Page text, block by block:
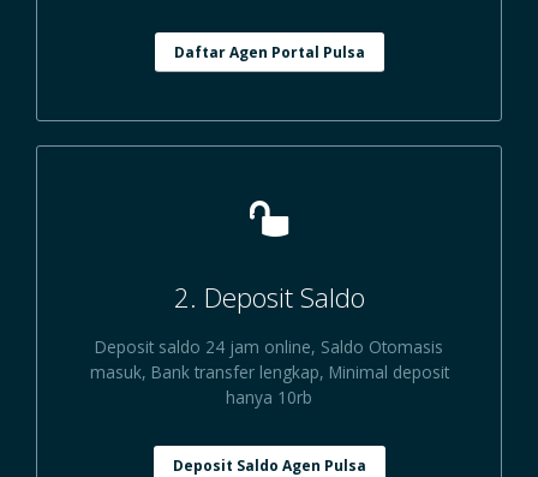
Daftar Agen Portal Pulsa
2. Deposit Saldo
Deposit saldo 24 jam online, Saldo Otomasis
masuk, Bank transfer lengkap, Minimal deposit
hanya 10rb
Deposit Saldo Agen Pulsa